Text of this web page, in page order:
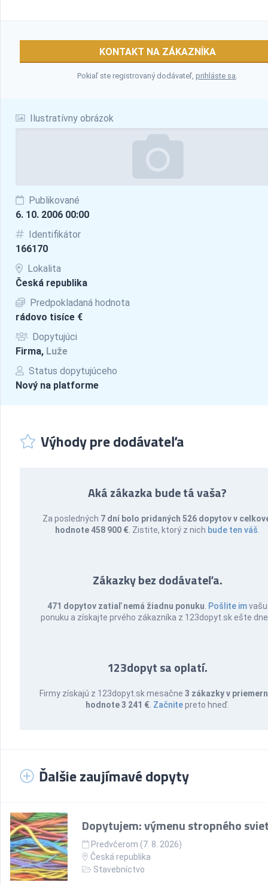
Ilustratívny obrázok
Publikované
6. 10. 2006 00:00
Identifikátor
166170
Lokalita
Česká republika
Predpokladaná hodnota
rádovo tisíce €
Dopytujúci
Firma, Luže
Status dopytujúceho
Nový na platforme
KONTAKT NA ZÁKAZNÍKA
Pokiaľ ste registrovaný dodávateľ,prihláste sa.
Výhody pre dodávateľa
Aká zákazka bude tá vaša?
Za posledných 7 dní bolo pridaných 526 dopytov v
hodnote 458 900 € . Zistite, ktorý z nich bude ten váš
Zákazky bez dodávateľa.
471 dopytov zatiaľ nemá žiadnu ponuku Pošlite imvašu
ponuku a získajte prvého zákazníka z 123dopyt.sk ešte
123dopyt sa oplatí.
Firmy získajú z 123dopyt.sk mesačne3 zákazky v
hodnote 3 241 € Začnitepreto hneď.
Ďalšie zaujímavé dopyty
Dopytujem: výmenu stropného
Predvčerom (7. 8. 2026)
Česká republika
Stavebníctvo